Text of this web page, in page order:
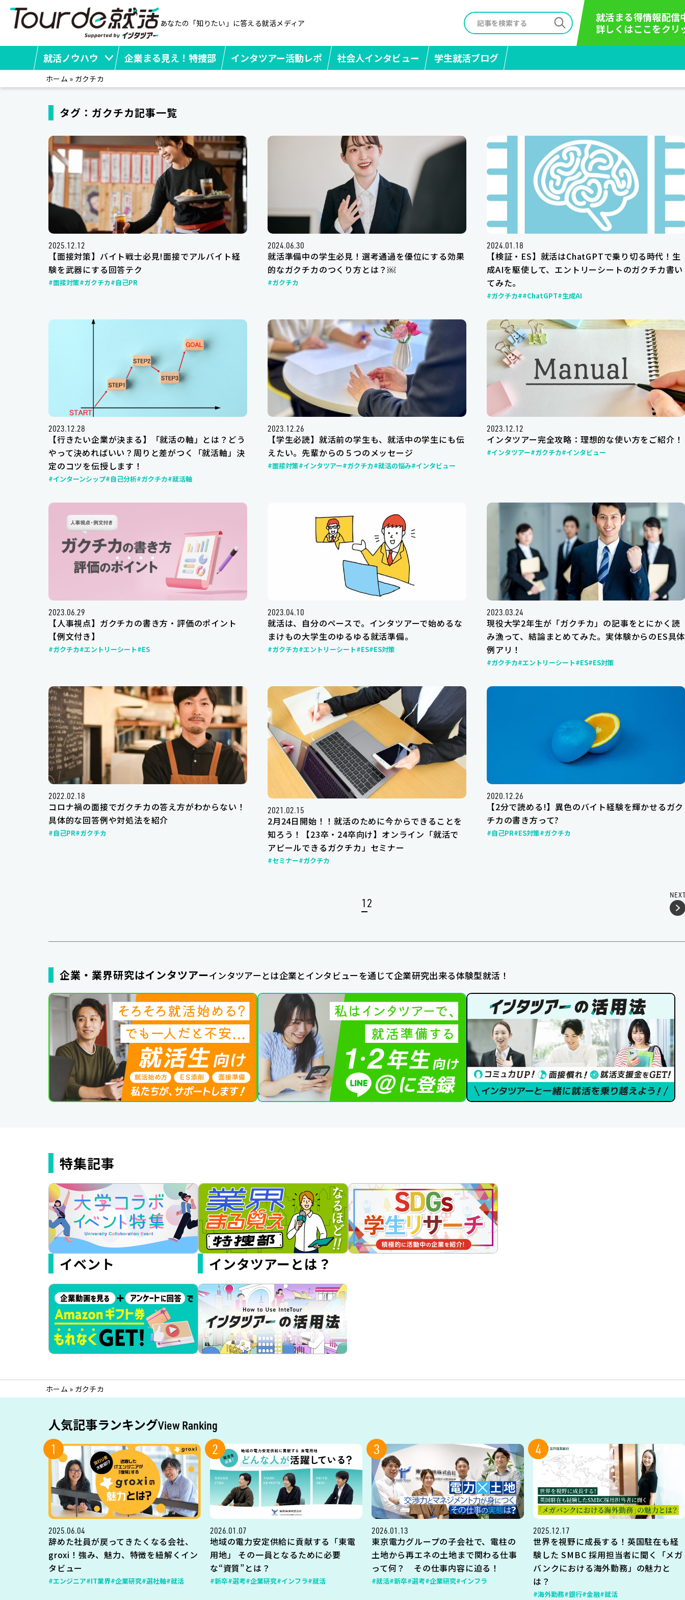
あなたの「知りたい」に答える就活メディア
就活まる得情報配信
詳しくはここをクリ
就活ノウハウ 企業まる見え！特捜部 インタツアー活動レポ 社会人インタビュー 学生就活ブログ
ホーム » ガクチカ
タグ：ガクチカ記事一覧
2025.12.12
【面接対策】バイト戦士必見!面接でアルバイト経
験を武器にする回答テク
#面接対策#ガクチカ#自己PR
2024.06.30
就活準備中の学生必見！選考通過を優位にする効果
的なガクチカのつくり方とは？￼
#ガクチカ
2024.01.18
【検証・ES】就活はChatGPTで乗り切る時代！生
成AIを駆使して、エントリーシートのガクチカ書い
てみた。
#ガクチカ##ChatGPT#生成AI
2023.12.28
【行きたい企業が決まる】「就活の軸」とは？どう
やって決めればいい？周りと差がつく「就活軸」決
定のコツを伝授します！
#インターンシップ#自己分析#ガクチカ#就活軸
2023.12.26
【学生必読】就活前の学生も、就活中の学生にも伝
えたい。先輩からの５つのメッセージ
#面接対策#インタツアー#ガクチカ#就活の悩み#インタビュー
2023.12.12
インタツアー完全攻略：理想的な使い方をご紹介！
#インタツアー#ガクチカ#インタビュー
2023.06.29
【人事視点】ガクチカの書き方・評価のポイント
【例文付き】
#ガクチカ#エントリーシート#ES
2023.04.10
就活は、自分のペースで。インタツアーで始めるな
まけもの大学生のゆるゆる就活準備。
#ガクチカ#エントリーシート#ES#ES対策
2023.03.24
現役大学2年生が「ガクチカ」の記事をとにかく読
み漁って、結論まとめてみた。実体験からのES具体
例アリ！
#ガクチカ#エントリーシート#ES#ES対策
2022.02.18
コロナ禍の面接でガクチカの答え方がわからない！
具体的な回答例や対処法を紹介
#自己PR#ガクチカ
2021.02.15
2月24日開始！！就活のために今からできることを
知ろう！【23卒・24卒向け】オンライン「就活で
アピールできるガクチカ」セミナー
#セミナー#ガクチカ
2020.12.26
【2分で読める!】異色のバイト経験を輝かせるガク
チカの書き方って?
#自己PR#ES対策#ガクチカ
12
NEXT
企業・業界研究はインタツアーインタツアーとは企業とインタビューを通じて企業研究出来る体験型就活！
特集記事
イベント インタツアーとは？
ホーム » ガクチカ
人気記事ランキングView Ranking
1
2025.06.04
辞めた社員が戻ってきたくなる会社、
groxi！強み、魅力、特徴を紐解くイン
タビュー
#エンジニア#IT業界#企業研究#選社軸#就活
2
2026.01.07
地域の電力安定供給に貢献する「東電
用地」 その一員となるために必要
な“資質”とは？
#新卒#選考#企業研究#インフラ#就活
3
2026.01.13
東京電力グループの子会社で、電柱の
土地から再エネの土地まで関わる仕事
って何？ その仕事内容に迫る！
#就活#新卒#選考#企業研究#インフラ
4
2025.12.17
世界を視野に成長する！英国駐在も経
験した SMBC 採用担当者に聞く「メガ
バンクにおける海外勤務」の魅力と
は？
#海外勤務#銀行#金融#就活